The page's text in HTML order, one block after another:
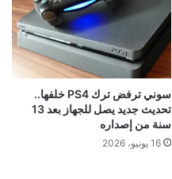
سوني ترفض ترك PS4 خلفها..
تحديث جديد يصل للجهاز بعد 13
سنة من إصداره
16 يونيو، 2026